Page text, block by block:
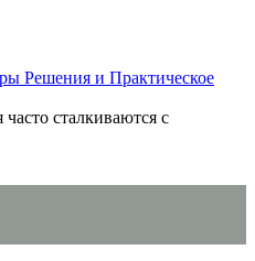
Решения и Практическое
сталкиваются с